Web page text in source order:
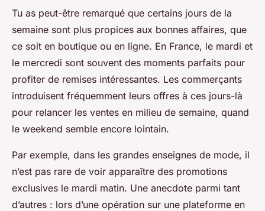
Tu as peut-être remarqué que certains jours de la
semaine sont plus propices aux bonnes affaires, que
ce soit en boutique ou en ligne. En France, le mardi et
le mercredi sont souvent des moments parfaits pour
profiter de remises intéressantes. Les commerçants
introduisent fréquemment leurs offres à ces jours-là
pour relancer les ventes en milieu de semaine, quand
le weekend semble encore lointain.
Par exemple, dans les grandes enseignes de mode, il
n’est pas rare de voir apparaître des promotions
exclusives le mardi matin. Une anecdote parmi tant
d’autres : lors d’une opération sur une plateforme en